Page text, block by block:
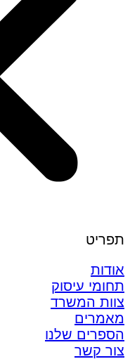
תפריט
אודות
תחומי עיסוק
צוות המשרד
מאמרים
הספרים שלנו
צור קשר